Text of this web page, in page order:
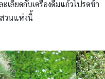
เลียดกับเครื่องดื่มแก้วโปรดช้า
วนแห่งนี้